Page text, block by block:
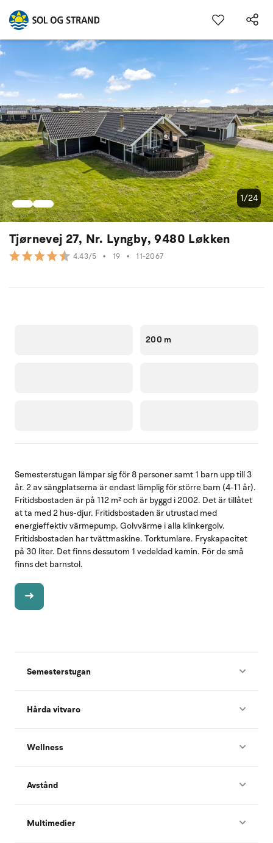
Tjørnevej 27, Nr. Lyngby, 9480 Løkken
4.43/5 • 19 • 11-2067
1/24
200 m
Semesterstugan lämpar sig för 8 personer samt 1 barn upp till 3
år. 2 av sängplatserna är endast lämplig för större barn (4-11 år).
Fritidsbostaden är på 112 m² och är byggd i 2002. Det är tillåtet
at ta med 2 hus-djur. Fritidsbostaden är utrustad med
energieffektiv värmepump. Golvvärme i alla klinkergolv.
Fritidsbostaden har tvättmaskine. Torktumlare. Fryskapacitet
på 30 liter. Det finns dessutom 1 vedeldad kamin. För de små
finns det barnstol.
Semesterstugan
Hårda vitvaro
Wellness
Avstånd
Multimedier